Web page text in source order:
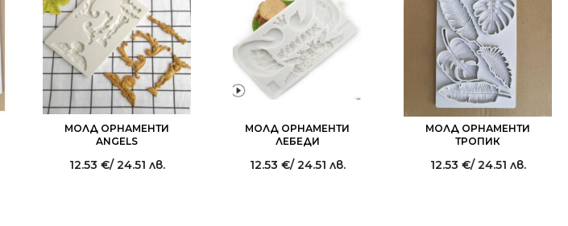
МОЛД ОРНАМЕНТИ
ANGELS
12.53 €/ 24.51 лв.
МОЛД ОРНАМЕНТИ
ЛЕБЕДИ
12.53 €/ 24.51 лв.
МОЛД ОРНАМЕНТИ
ТРОПИК
12.53 €/ 24.51 лв.